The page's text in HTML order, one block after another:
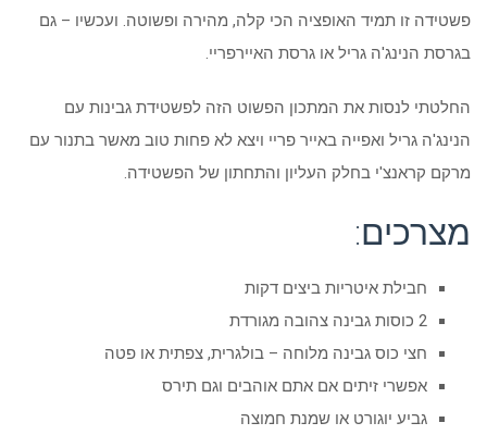
פשטידה זו תמיד האופציה הכי קלה, מהירה ופשוטה. ועכשיו – גם
בגרסת הנינג'ה גריל או גרסת האיירפריי.
החלטתי לנסות את המתכון הפשוט הזה לפשטידת גבינות עם
הנינג'ה גריל ואפייה באייר פריי ויצא לא פחות טוב מאשר בתנור עם
מרקם קראנצ'י בחלק העליון והתחתון של הפשטידה.
מצרכים:
חבילת איטריות ביצים דקות
2 כוסות גבינה צהובה מגורדת
חצי כוס גבינה מלוחה – בולגרית, צפתית או פטה
אפשרי זיתים אם אתם אוהבים וגם תירס
גביע יוגורט או שמנת חמוצה